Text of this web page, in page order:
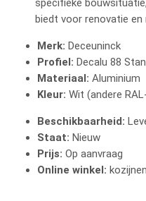
specifieke
biedt voor renovatie en
Merk: Deceuninck
Profiel: Decalu 88
Materiaal: Aluminium
Kleur: Wit (andere
Beschikbaarheid:
Staat: Nieuw
Prijs: Op aanvraag
Online winkel: